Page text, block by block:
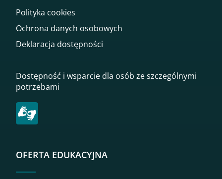
Polityka cookies
Ochrona danych osobowych
Deklaracja dostępności
Dostępność i wsparcie dla osób ze szczególnymi
potrzebami
OFERTA EDUKACYJNA